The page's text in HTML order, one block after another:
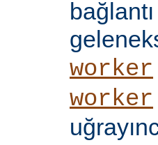
worker
worker